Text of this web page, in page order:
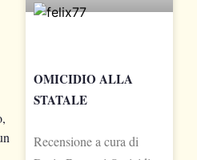
OMICIDIO ALLA
STATALE
Recensione a cura di